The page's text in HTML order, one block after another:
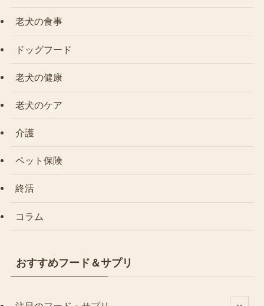
老犬の食事
ドッグフード
老犬の健康
老犬のケア
介護
ペット保険
終活
コラム
おすすめフード＆サプリ